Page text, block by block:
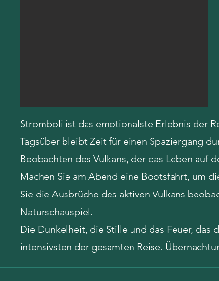
Stromboli ist das emotionalste Erlebnis der
Tagsüber bleibt Zeit für einen Spaziergang
Beobachten des Vulkans, der das Leben auf
Machen Sie am Abend eine Bootsfahrt, um
Sie die Ausbrüche des aktiven Vulkans
Naturschauspiel.
Die Dunkelheit, die Stille und das Feuer,
intensivsten der gesamten Reise.